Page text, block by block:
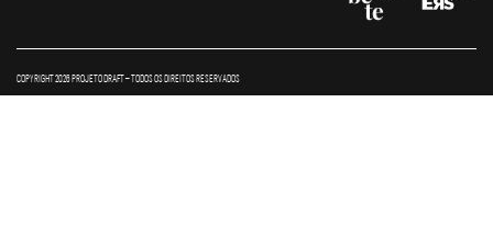
COPYRIGHT 2026 PROJETO DRAFT – TODOS OS DIREITOS RESERVADOS